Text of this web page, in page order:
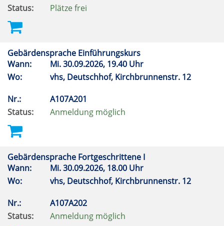
Status:
Plätze frei
Gebärdensprache Einführungskurs
Wann:
Mi.30.09.2026, 19.40 Uhr
Wo:
vhs, Deutschhof, Kirchbrunnenstr. 12
Nr.:
A107A201
Status:
Anmeldung möglich
Gebärdensprache Fortgeschrittene I
Wann:
Mi.30.09.2026, 18.00 Uhr
Wo:
vhs, Deutschhof, Kirchbrunnenstr. 12
Nr.:
A107A202
Status:
Anmeldung möglich